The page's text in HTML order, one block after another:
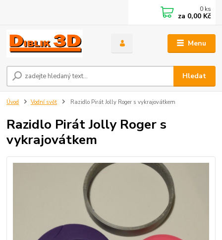
Menu
Hledat
0 ks
za 0,00 Kč
Úvod Vodní svět Razidlo Pirát Jolly Roger s vykrajovátkem
Razidlo Pirát Jolly Roger s
vykrajovátkem